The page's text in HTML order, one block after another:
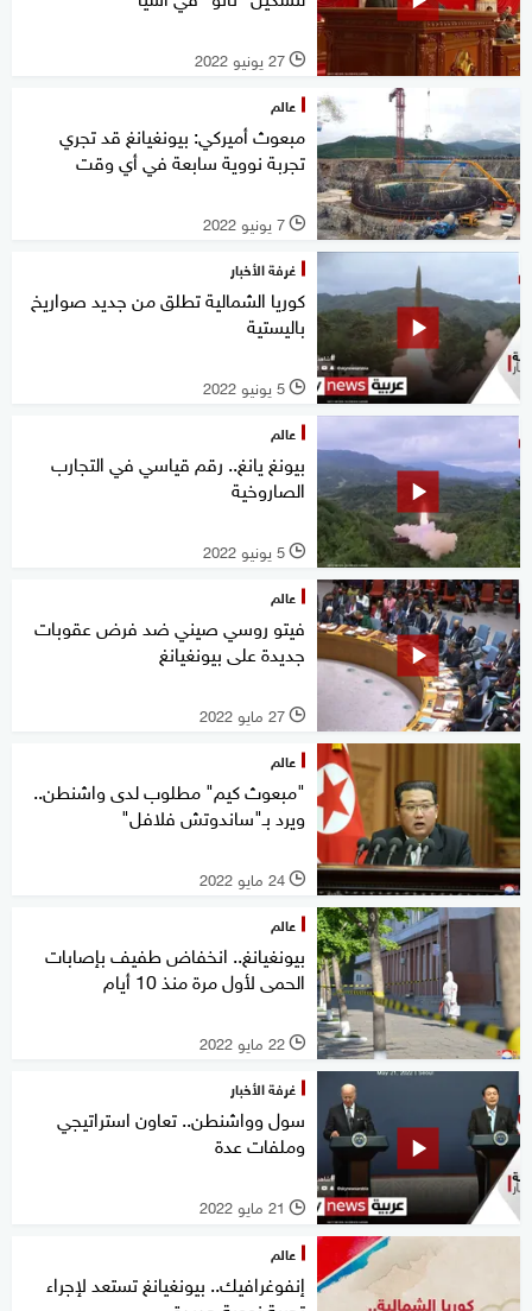
l 27 يونيو 2022
عالم
مبعوث أميركي: بيونغيانغ قد تجري
تجربة نووية سابعة في أي وقت
l 7 يونيو 2022
غرفة الأخبار
كوريا الشمالية تطلق من جديد صواريخ
باليستية
l 5 يونيو 2022
عالم
بيونغ يانغ.. رقم قياسي في التجارب
الصاروخية
l 5 يونيو 2022
عالم
فيتو روسي صيني ضد فرض عقوبات
جديدة على بيونغيانغ
l 27 مايو 2022
عالم
"مبعوث كيم" مطلوب لدى واشنطن..
ويرد بـ"ساندوتش فلافل"
l 24 مايو 2022
عالم
بيونغيانغ.. انخفاض طفيف بإصابات
الحمى لأول مرة منذ 10 أيام
l 22 مايو 2022
غرفة الأخبار
سول وواشنطن.. تعاون استراتيجي
وملفات عدة
l 21 مايو 2022
عالم
إنفوغرافيك.. بيونغيانغ تستعد لإجراء